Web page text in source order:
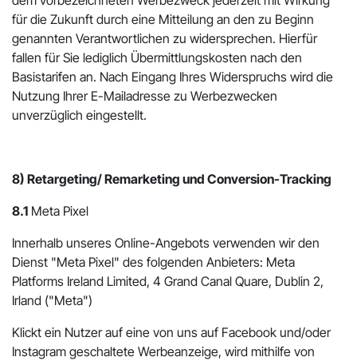
für die Zukunft durch eine Mitteilung an den zu Beginn
genannten Verantwortlichen zu widersprechen. Hierfür
fallen für Sie lediglich Übermittlungskosten nach den
Basistarifen an. Nach Eingang Ihres Widerspruchs wird die
Nutzung Ihrer E-Mailadresse zu Werbezwecken
unverzüglich eingestellt.
8) Retargeting/ Remarketing und Conversion-Tracking
8.1 Meta Pixel
Innerhalb unseres Online-Angebots verwenden wir den
Dienst "Meta Pixel" des folgenden Anbieters: Meta
Platforms Ireland Limited, 4 Grand Canal Quare, Dublin 2,
Irland ("Meta")
Klickt ein Nutzer auf eine von uns auf Facebook und/oder
Instagram geschaltete Werbeanzeige, wird mithilfe von